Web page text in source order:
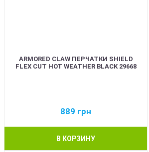
ARMORED CLAW ПЕРЧАТКИ SHIELD
FLEX CUT HOT WEATHER BLACK 29668
889 грн
В КОРЗИНУ